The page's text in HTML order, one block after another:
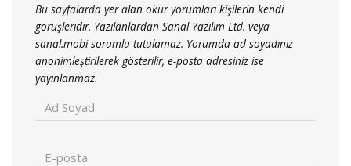
Bu sayfalarda yer alan okur yorumları kişilerin kendi
görüşleridir. Yazılanlardan Sanal Yazılım Ltd. veya
sanal.mobi sorumlu tutulamaz. Yorumda ad-soyadınız
anonimleştirilerek gösterilir, e-posta adresiniz ise
yayınlanmaz.